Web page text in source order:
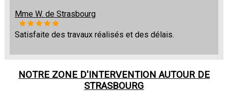
Mme W. de Strasbourg
Satisfaite des travaux réalisés et des délais.
NOTRE ZONE D'INTERVENTION AUTOUR DE
STRASBOURG